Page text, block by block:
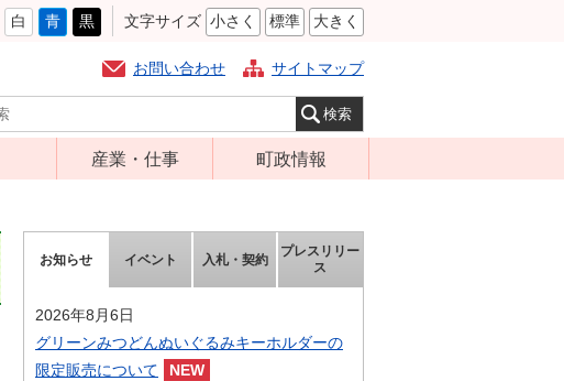
白 青 黒 文字サイズ 小さく 標準 大きく
お問い合わせ サイトマップ
産業・仕事
就労支援
農林業振興
届出・証明・法
町政情報
組織案内
庁舎案内
ふるさと納税
お知らせ イベント 入札・契約
プレスリリー
ス
2026年8月6日
グリーンみつどんぬいぐるみキーホルダーの
限定販売について